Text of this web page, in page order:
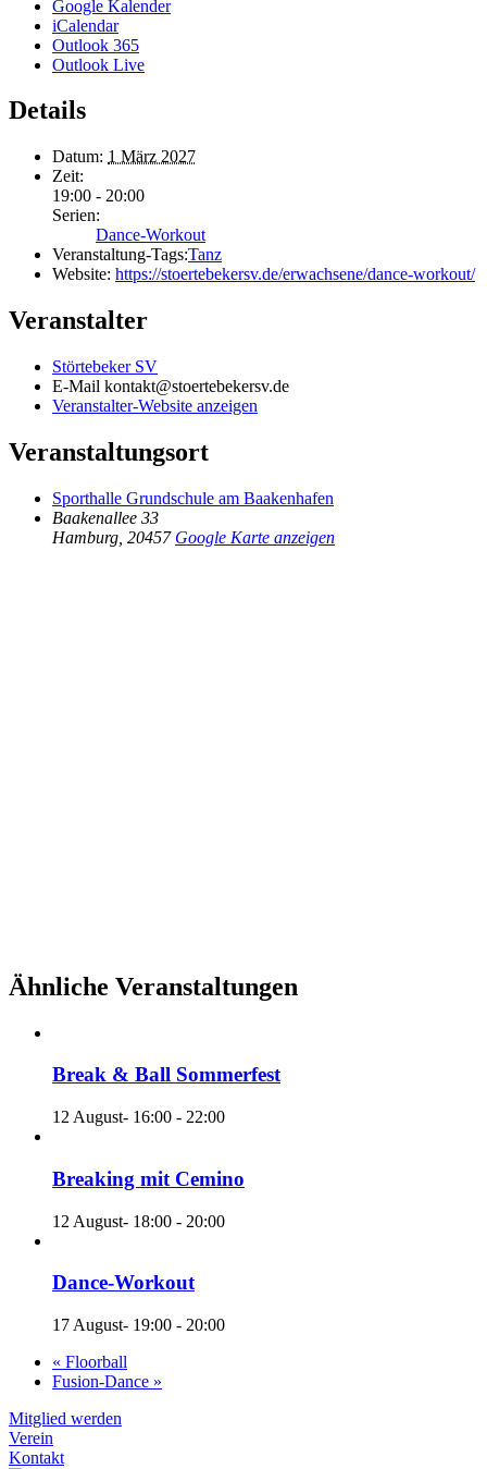
Google Kalender
iCalendar
Outlook 365
Outlook Live
Details
Datum: 1 März 2027
Zeit:
19:00 - 20:00
Serien:
Dance-Workout
Veranstaltung-Tags:Tanz
Website: https://stoertebekersv.de/erwachsene/dance-workout/
Veranstalter
Störtebeker SV
E-Mail kontakt@stoertebekersv.de
Veranstalter-Website anzeigen
Veranstaltungsort
Sporthalle Grundschule am Baakenhafen
Baakenallee 33
Hamburg 20457 Google Karte anzeigen
Ähnliche Veranstaltungen
Break & Ball Sommerfest
12 August- 16:00 - 22:00
Breaking mit Cemino
12 August- 18:00 - 20:00
Dance-Workout
17 August- 19:00 - 20:00
« Floorball
Fusion-Dance »
Mitglied werden
Verein
Kontakt